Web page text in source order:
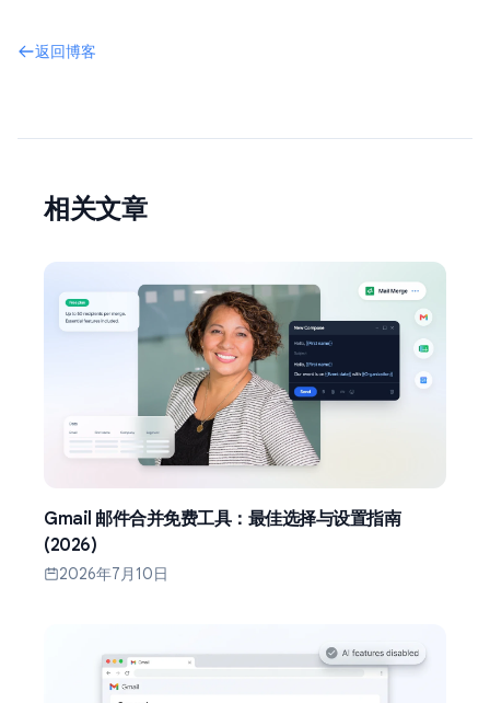
返回博客
相关文章
Gmail 邮件合并免费工具：最佳选择与设置指南
(2026)
2026年7月10日